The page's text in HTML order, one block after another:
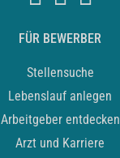
FÜR BEWERBER
Stellensuche
Lebenslauf anlegen
Arbeitgeber entdecken
Arzt und Karriere